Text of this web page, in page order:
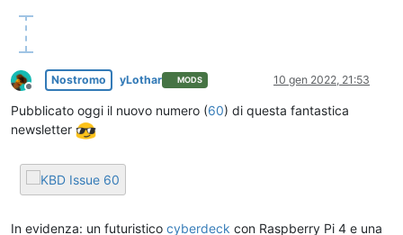
Non in linea
Nostromo yLothar MODS 10 gen 2022, 21:53
Pubblicato oggi il nuovo numero (60) di questa fantastica
newsletter
In evidenza: un futuristico cyberdeck con Raspberry Pi 4 e una